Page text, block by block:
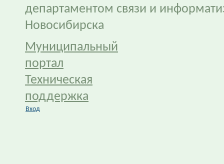
департаментом связи и
Новосибирска
Муниципальный
портал
Техническая
поддержка
Вход